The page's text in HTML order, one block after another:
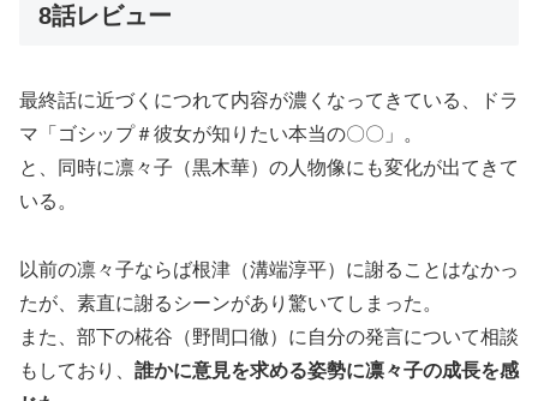
8話レビュー
最終話に近づくにつれて内容が濃くなってきている、ドラ
マ「ゴシップ＃彼女が知りたい本当の〇〇」。
と、同時に凛々子（黒木華）の人物像にも変化が出てきて
いる。
以前の凛々子ならば根津（溝端淳平）に謝ることはなかっ
たが、素直に謝るシーンがあり驚いてしまった。
また、部下の椛谷（野間口徹）に自分の発言について相談
もしており、 誰かに意見を求める姿勢に凛々子の成長を感